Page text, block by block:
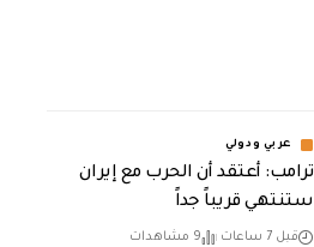
عربي ودولي
‏ترامب: أعتقد أن الحرب مع إيران
ستنتهي قريباً جداً
قبل 7 ساعات 9 مشاهدات